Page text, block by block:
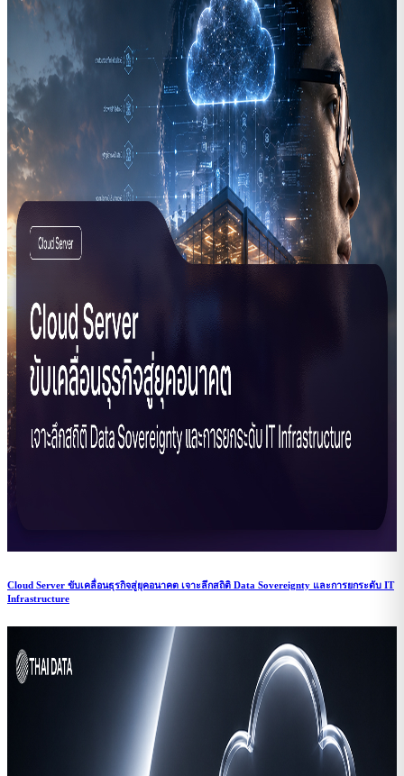
Cloud Server ขับเคลื่อนธุรกิจสู่ยุคอนาคต เจาะลึกสถิติ Data Sovereignty และการยกระดับ IT
Infrastructure